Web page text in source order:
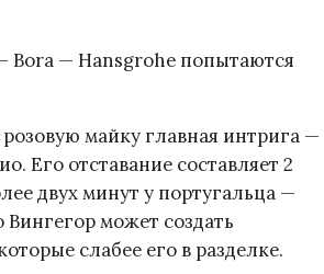
— Hansgrohe попытаются
майку главная интрига —
Его отставание составляет 2
двух минут у португальца —
Вингегор может создать
слабее его в разделке.